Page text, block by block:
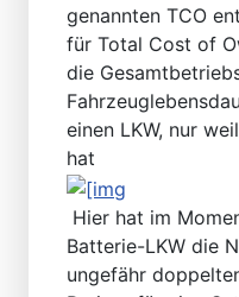
genannten TCO
für Total Cost of
die
einen LKW, nur
hat
Hier hat im
Batterie-LKW die
ungefähr